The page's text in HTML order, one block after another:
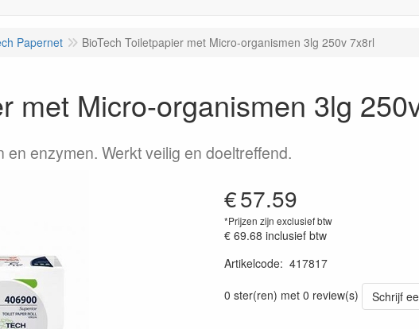
Papernet BioTech Toiletpapier met Micro-organismen 3lg 250v 7x8rl
met Micro-organismen 3lg
enzymen. Werkt veilig en doeltreffend.
€57.59
*Prijzen zijn exclusief btw
€ 69.68 inclusief btw
Artikelcode: 417817
0 ster(ren) met 0 review(s)
Schrijf